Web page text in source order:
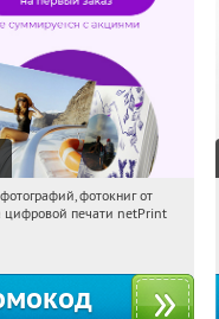
Получили:
фотокниг от
цифровой печати netPrint